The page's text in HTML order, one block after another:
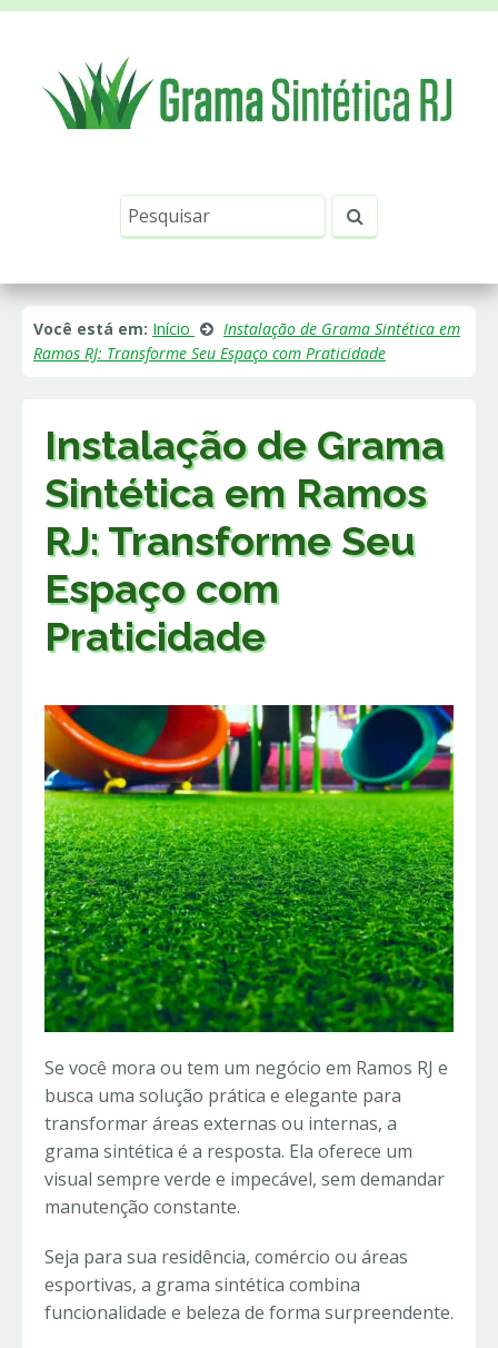
Você está em: Início
Instalação de Grama Sintética em
Ramos RJ: Transforme Seu Espaço com Praticidade
Instalação de Grama
Sintética em Ramos
RJ: Transforme Seu
Espaço com
Praticidade
Se você mora ou tem um negócio em Ramos RJ e
busca uma solução prática e elegante para
transformar áreas externas ou internas, a
grama sintética é a resposta. Ela oferece um
visual sempre verde e impecável, sem demandar
manutenção constante.
Seja para sua residência, comércio ou áreas
esportivas, a grama sintética combina
funcionalidade e beleza de forma surpreendente.
site, analisar seu uso de nossos produtos e
serviços, ajudar com nossos esforços de
marketing e fornecer conteúdo de terceiros. Leia
mais emPolítica de Cookies e Privacidade